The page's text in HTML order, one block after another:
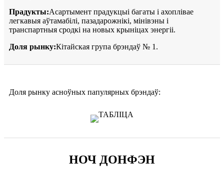
Прадукты:Асартымент прадукцыі багаты і ахоплівае
легкавыя аўтамабілі, пазадарожнікі, мінівэны і
транспартныя сродкі на новых крыніцах энергіі.
Доля рынку:Кітайская група брэндаў № 1.
Доля рынку асноўных папулярных брэндаў:
НОЧ ДОНФЭН